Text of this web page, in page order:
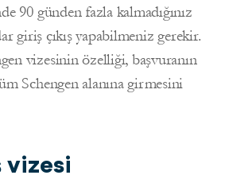
90 günden fazla kalmadığınız
giriş çıkış yapabilmeniz gerekir.
vizesinin özelliği, başvuranın
Schengen alanına girmesini
vizesi